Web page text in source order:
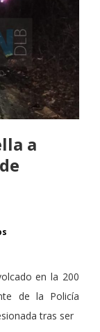
a
en la 200
de la Policía
tras ser